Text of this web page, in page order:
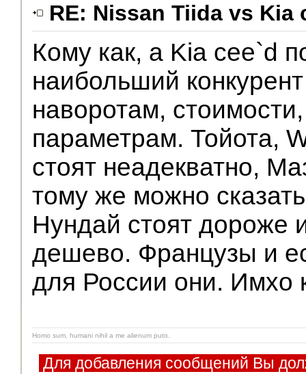
RE: Nissan Tiida vs Kia
Кому как, а Kia cee`d
наибольший
наворотам,
параметрам. Тойота,
стоят неадекватно,
тому же можно
Нундай стоят дороже
дешево. Французы и
для России они. Имхо
Homo sum, humani nihil a me alienum puto.
Для добавления сообщений Вы